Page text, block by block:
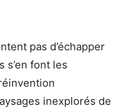
pas d’échapper
s’en font les
inexplorés de